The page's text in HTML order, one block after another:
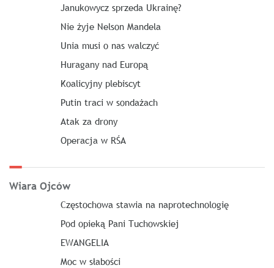
Janukowycz sprzeda Ukrainę?
Nie żyje Nelson Mandela
Unia musi o nas walczyć
Huragany nad Europą
Koalicyjny plebiscyt
Putin traci w sondażach
Atak za drony
Operacja w RŚA
Wiara Ojców
Częstochowa stawia na naprotechnologię
Pod opieką Pani Tuchowskiej
EWANGELIA
Moc w słabości